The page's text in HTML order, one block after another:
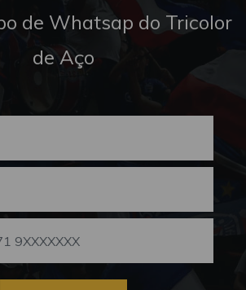
de Whatsap do Tricolor
de Aço